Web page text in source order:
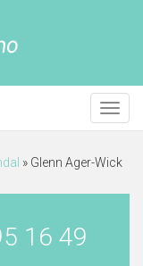
Meny
» Glenn Ager-Wick
16 49